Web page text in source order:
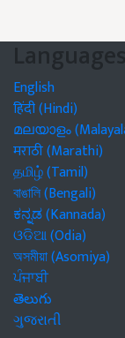
English
हिंदी (Hindi)
മലയാളം
मराठी (Marathi)
தமிழ் (Tamil)
বাঙালি (Bengali)
ಕನ್ನಡ (Kannada)
ଓଡିଆ (Odia)
অসমীয়া (Asomiya)
ਪੰਜਾਬੀ
తెలుగు
ગુજરાતી